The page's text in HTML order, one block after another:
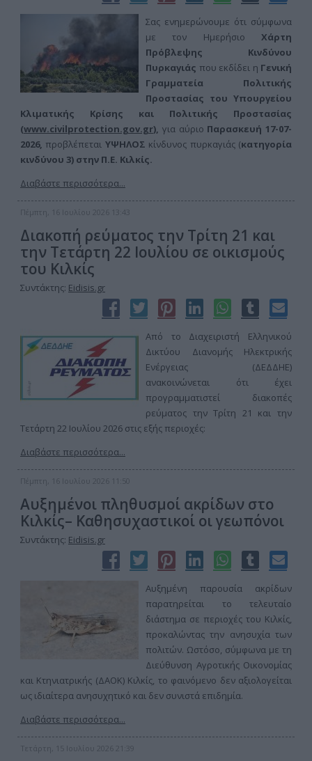
Σας ενημερώνουμε ότι σύμφωνα
με τον Ημερήσιο Χάρτη
Πρόβλεψης Κινδύνου
Πυρκαγιάς που εκδίδει η Γενική
Γραμματεία Πολιτικής
Προστασίας του Υπουργείου
Κλιματικής Κρίσης και Πολιτικής Προστασίας
(www.civilprotection.gov.gr), για αύριο Παρασκευή 17-07-
2026, προβλέπεται ΥΨΗΛΟΣ κίνδυνος πυρκαγιάς (κατηγορία
κινδύνου 3) στην Π.Ε. Κιλκίς.
Διαβάστε περισσότερα...
Πέμπτη, 16 Ιουλίου 2026 13:43
Διακοπή ρεύματος την Τρίτη 21 και
την Τετάρτη 22 Ιουλίου σε οικισμούς
του Κιλκίς
Συντάκτης: Eidisis.gr
Από το Διαχειριστή Ελληνικού
Δικτύου Διανομής Ηλεκτρικής
Ενέργειας (ΔΕΔΔΗΕ)
ανακοινώνεται ότι έχει
προγραμματιστεί διακοπές
ρεύματος την Τρίτη 21 και την
Τετάρτη 22 Ιουλίου 2026 στις εξής περιοχές:
Διαβάστε περισσότερα...
Πέμπτη, 16 Ιουλίου 2026 11:50
Αυξημένοι πληθυσμοί ακρίδων στο
Κιλκίς– Καθησυχαστικοί οι γεωπόνοι
Συντάκτης: Eidisis.gr
Αυξημένη παρουσία ακρίδων
παρατηρείται το τελευταίο
διάστημα σε περιοχές του Κιλκίς,
προκαλώντας την ανησυχία των
πολιτών. Ωστόσο, σύμφωνα με τη
Διεύθυνση Αγροτικής Οικονομίας
και Κτηνιατρικής (ΔΑΟΚ) Κιλκίς, το φαινόμενο δεν αξιολογείται
ως ιδιαίτερα ανησυχητικό και δεν συνιστά επιδημία.
Διαβάστε περισσότερα...
Τετάρτη, 15 Ιουλίου 2026 21:39